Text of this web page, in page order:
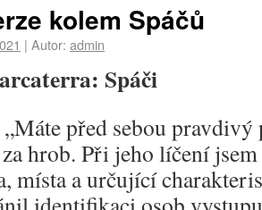
kolem Spáčů
| Autor: admin
Spáči
před sebou
hrob. Při jeho líčení
místa a určující